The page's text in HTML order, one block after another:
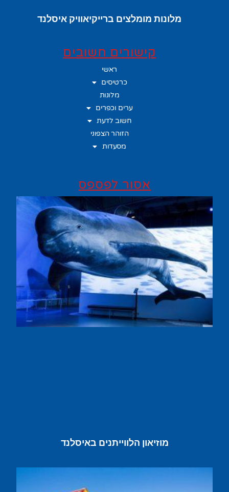
מלונות מומלצים ברייקיאוויק איסלנד
קישורים חשובים
ראשי
כרטיסים
מלונות
ערים וכפרים
חשוב לדעת
הזוהר הצפוני
מסעדות
אסור לפספס
מוזיאון הלווייתנים באיסלנד